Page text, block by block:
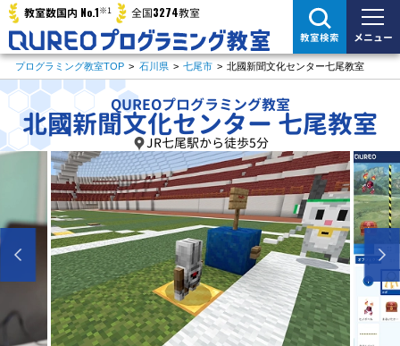
教室数国内 No.1※1 全国3274教室
教室検索 メニュー
プログラミング教室TOP > 石川県 > 七尾市 > 北國新聞文化センター七尾教室
QUREOプログラミング教室
北國新聞文化センター 七尾教室
JR七尾駅から徒歩5分